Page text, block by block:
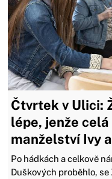
Čtvrtek v Ulici:
lépe, jenže
manželství Ivy
Po hádkách a celkově
Duškových proběhlo,